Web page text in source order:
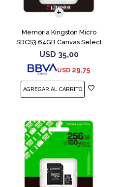
Memoria Kingston Micro
SDCS3 64GB Canvas Select
Plus
USD 35,00
USD 29,75